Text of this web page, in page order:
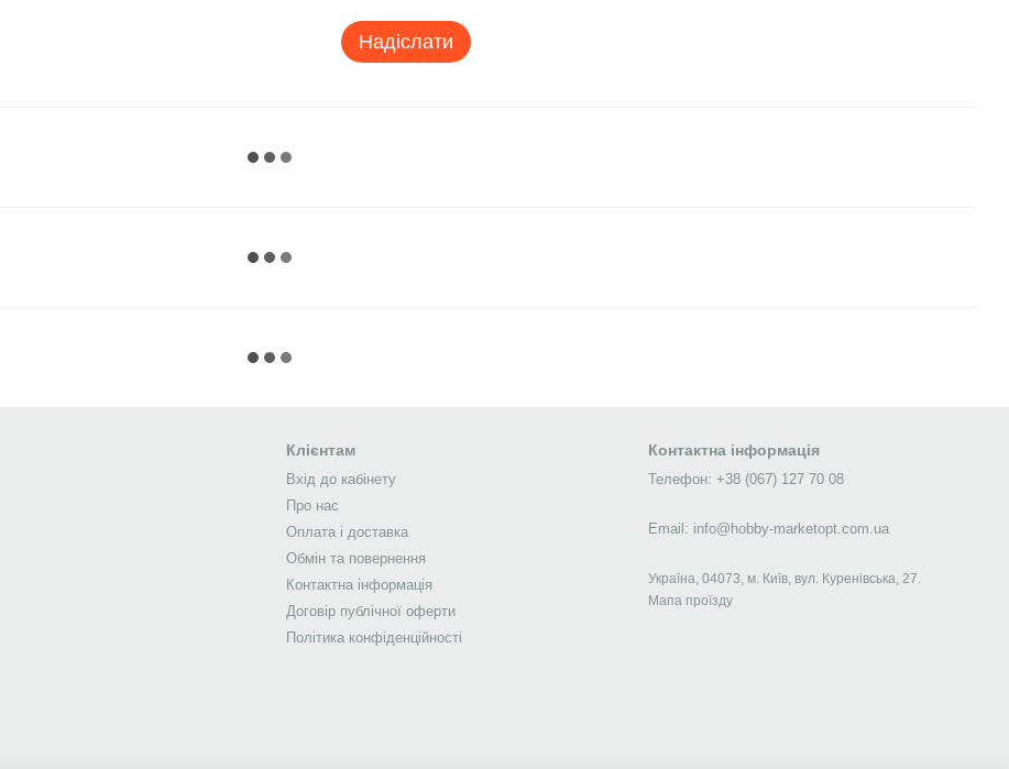
Надіслати
Клієнтам
Вхід до кабінету
Про нас
Оплата і доставка
Обмін та повернення
Контактна інформація
Договір публічної оферти
Політика конфіденційності
Контактна інформація
Телефон: +38 (067) 127 70 08
Email: info@hobby-marketopt.com.ua
Україна, 04073, м. Київ, вул. Куренівська, 27.
Мапа проїзду